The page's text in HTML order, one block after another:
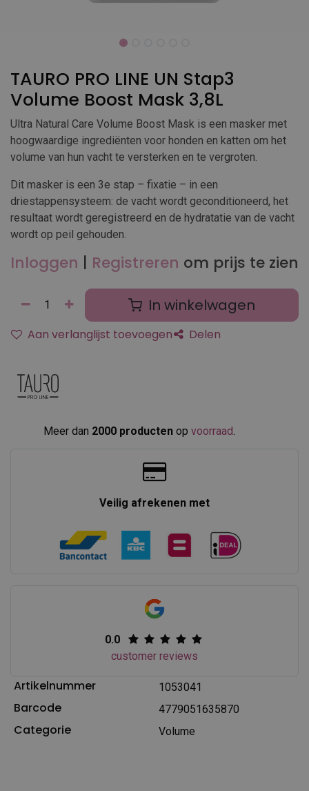
TAURO PRO LINE UN Stap3
Volume Boost Mask 3,8L
Ultra Natural Care Volume Boost Mask is een masker met
hoogwaardige ingrediënten voor honden en katten om het
volume van hun vacht te versterken en te vergroten.
Dit masker is een 3e stap – fixatie – in een
driestappensysteem: de vacht wordt geconditioneerd, het
resultaat wordt geregistreerd en de hydratatie van de vacht
wordt op peil gehouden.
Inloggen | Registreren om prijs te zien
In winkelwagen
Aan verlanglijst toevoegen Delen
Meer dan 2000 producten op voorraad
Veilig afrekenen met
0.0
customer reviews
Artikelnummer 1053041
Barcode 4779051635870
Categorie Volume